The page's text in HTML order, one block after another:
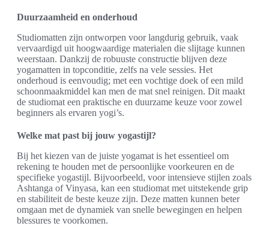
Duurzaamheid en onderhoud
Studiomatten zijn ontworpen voor langdurig gebruik, vaak
vervaardigd uit hoogwaardige materialen die slijtage kunnen
weerstaan. Dankzij de robuuste constructie blijven deze
yogamatten in topconditie, zelfs na vele sessies. Het
onderhoud is eenvoudig; met een vochtige doek of een mild
schoonmaakmiddel kan men de mat snel reinigen. Dit maakt
de studiomat een praktische en duurzame keuze voor zowel
beginners als ervaren yogi’s.
Welke mat past bij jouw yogastijl?
Bij het kiezen van de juiste yogamat is het essentieel om
rekening te houden met de persoonlijke voorkeuren en de
specifieke yogastijl. Bijvoorbeeld, voor intensieve stijlen zoals
Ashtanga of Vinyasa, kan een studiomat met uitstekende grip
en stabiliteit de beste keuze zijn. Deze matten kunnen beter
omgaan met de dynamiek van snelle bewegingen en helpen
blessures te voorkomen.